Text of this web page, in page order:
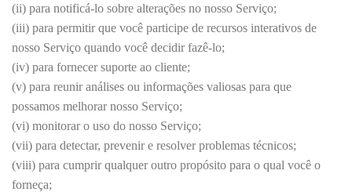
(ii) para notificá-lo sobre alterações no nosso Serviço;
(iii) para permitir que você participe de recursos interativos de
nosso Serviço quando você decidir fazê-lo;
(iv) para fornecer suporte ao cliente;
(v) para reunir análises ou informações valiosas para que
possamos melhorar nosso Serviço;
(vi) monitorar o uso do nosso Serviço;
(vii) para detectar, prevenir e resolver problemas técnicos;
(viii) para cumprir qualquer outro propósito para o qual você o
forneça;